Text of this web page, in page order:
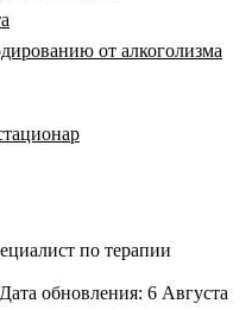
от алкоголизма
по терапии
Дата обновления: 6 Августа